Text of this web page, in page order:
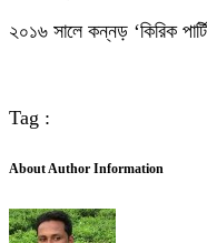
২০১৬ সালে কন্নড় ‘কিরিক
Tag :
About Author Information